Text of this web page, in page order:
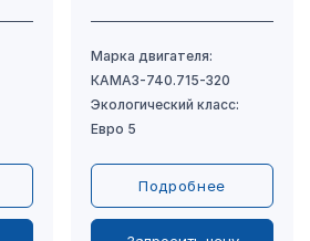
Подробнее